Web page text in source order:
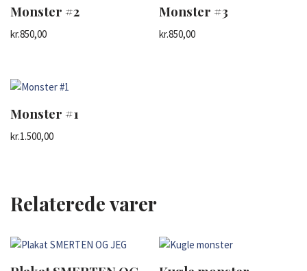
Monster #2
kr.850,00
Monster #3
kr.850,00
Monster #1
kr.1.500,00
Relaterede varer